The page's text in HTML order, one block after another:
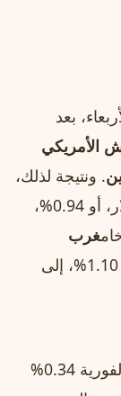
بعد
الأمريكي
. ونتيجة لذلك،
0.91 دولار، أو 0.94%،
غرب
1.03 دولار، أو 1.10%، إلى
في المعاملات الفورية 0.34%